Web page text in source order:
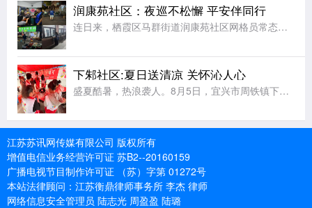
润康苑社区：夜巡不松懈 平安伴同行
连日来，栖霞区马群街道润康苑社区网格员常态化开展夏夜常态化治安巡逻，以脚步丈量平安，用坚守守护夏夜安宁。夜幕降临，网格员组成巡逻小队，开启夜间巡防值守。巡逻队伍采取定点值守与动态巡查相结合的方式，围绕
下邾社区:夏日送清凉 关怀沁人心
盛夏酷暑，热浪袭人。8月5日，宜兴市周铁镇下邾社区新时代文明实践站精心组织十余名青年志愿者，开展“夏日送清凉，关爱户外劳动者”主题文明实践志愿服务活动，用贴心举措为坚守高温岗位的工作者送去丝丝凉意，传
江苏苏讯网传媒有限公司 版权所有
增值电信业务经营许可证 苏B2--20160159
广播电视节目制作许可证 （苏）字第 01272号
本站法律顾问：江苏衡鼎律师事务所 李杰 律师
网络信息安全管理员 陆志光 周盈盈 陆璐